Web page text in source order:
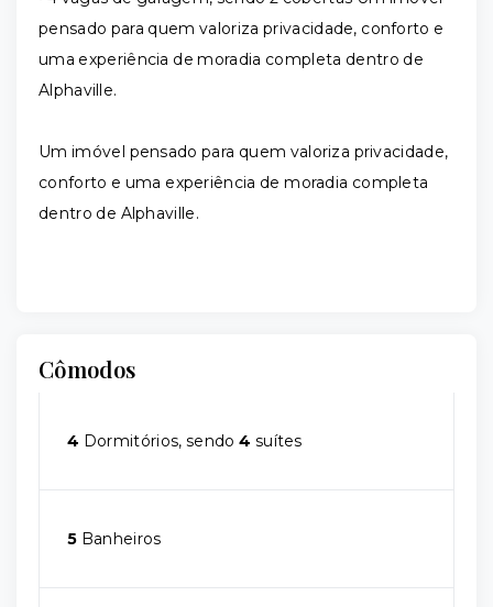
pensado para quem valoriza privacidade, conforto e
uma experiência de moradia completa dentro de
Alphaville.
Um imóvel pensado para quem valoriza privacidade,
conforto e uma experiência de moradia completa
dentro de Alphaville.
Cômodos
4 Dormitórios, sendo4 suítes
5 Banheiros